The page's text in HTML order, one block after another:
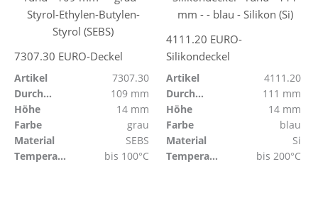
7307.30 EURO-Deckel
Artikel
7307.30
Durchmesser
109 mm
Höhe
14 mm
Farbe
grau
Material
SEBS
Temperaturbeständig
bis 100°C
4111.20 EURO-
Silikondeckel
Artikel
4111.20
Durchmesser
111 mm
Höhe
14 mm
Farbe
blau
Material
Si
Temperaturbeständig
bis 200°C